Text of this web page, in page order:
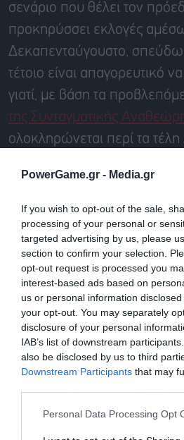
PowerGame.gr - Media.gr
If you wish to opt-out of the sale,
processing of your personal or
targeted advertising by us, please
section to confirm your selection.
opt-out request is processed you
interest-based ads based on
us or personal information
your opt-out. You may separately
disclosure of your personal
IAB’s list of downstream
also be disclosed by us to third
Downstream Participants that may
Personal Data Processing Opt
σενάριο που θέλει τον
προκηρύσσει εκλογές
Δεκαπενταύγουστο, σπεύδω
τέτοιο είναι απαγορευτικό
γιατί, με βάση τα
της Συνταγματικής
ολοκληρώνεται περί τα
που σημαίνει πως
πριν από τον συγκεκριμένο
απολύτως απαγορευτική,
Υπουργός κατά της
Θεοδωρικάκος
Την ώρα που οι
διακινούσαν το σενάριο της
Θεοδωρικάκου στο
επί της ουσίας επρόκειτο
έκανε ο υπουργός
ώρας) που ο πρόεδρος
Εγγραφή στο
newsletter